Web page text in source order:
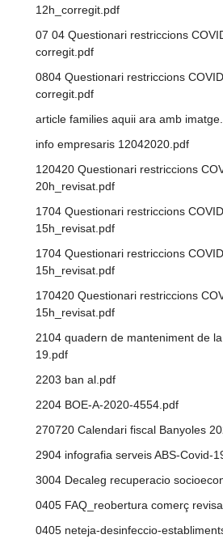
12h_corregit.pdf
07 04 Questionari restriccions
corregit.pdf
0804 Questionari restriccions
corregit.pdf
article families aquii ara amb
info empresaris 12042020.pdf
120420 Questionari restriccions
20h_revisat.pdf
1704 Questionari restriccions
15h_revisat.pdf
1704 Questionari restriccions
15h_revisat.pdf
170420 Questionari restriccions
15h_revisat.pdf
2104 quadern de manteniment de
19.pdf
2203 ban al.pdf
2204 BOE-A-2020-4554.pdf
270720 Calendari fiscal Banyoles
2904 infografia serveis ABS-Covid-
3004 Decaleg recuperacio
0405 FAQ_reobertura comerç
0405 neteja-desinfeccio-